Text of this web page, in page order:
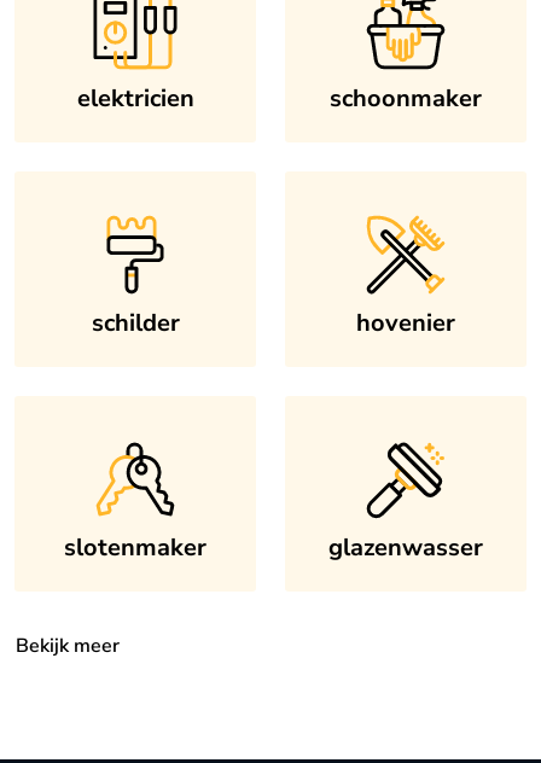
elektricien schoonmaker
schilder hovenier
slotenmaker glazenwasser
Bekijk meer